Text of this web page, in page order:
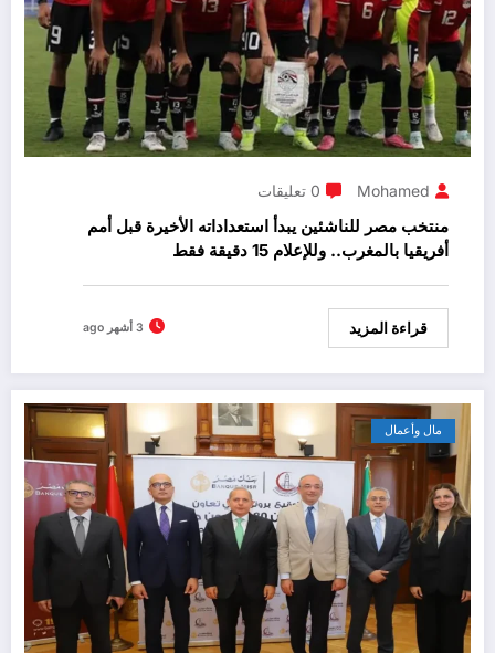
Mohamed 0 تعليقات
منتخب مصر للناشئين يبدأ استعداداته الأخيرة قبل أمم
أفريقيا بالمغرب.. وللإعلام 15 دقيقة فقط
قراءة المزيد 3 أشهر ago
مال وأعمال